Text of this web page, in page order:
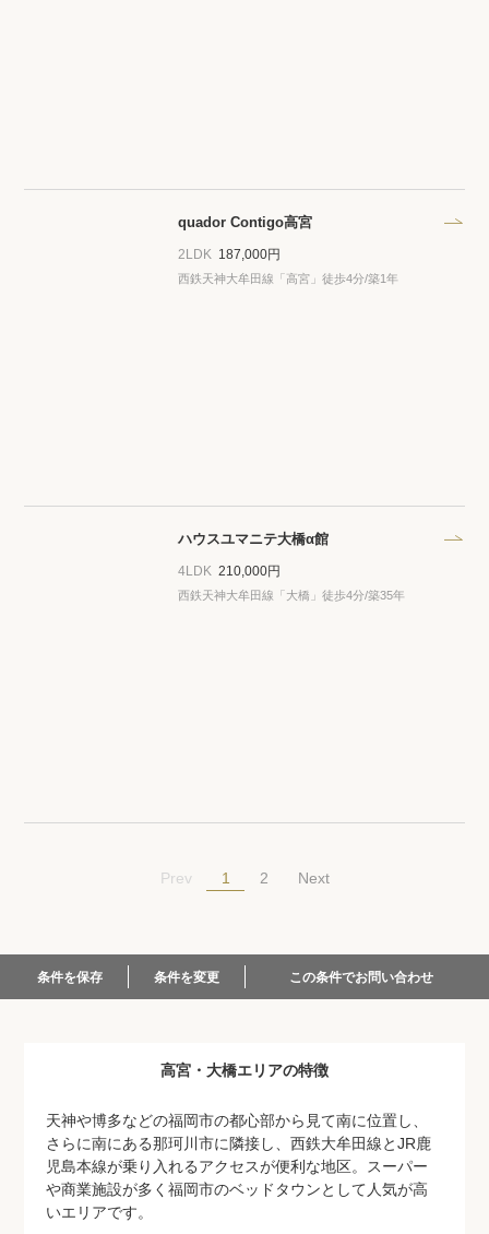
quador Contigo高宮
2LDK 187,000円
西鉄天神大牟田線「高宮」徒歩4分/築1年
ハウスユマニテ大橋α館
4LDK 210,000円
西鉄天神大牟田線「大橋」徒歩4分/築35年
Prev 1 2 Next
条件を保存 条件を変更 この条件でお問い合わせ
高宮・大橋エリアの特徴
天神や博多などの福岡市の都心部から見て南に位置し、
さらに南にある那珂川市に隣接し、西鉄大牟田線とJR鹿
児島本線が乗り入れるアクセスが便利な地区。スーパー
や商業施設が多く福岡市のベッドタウンとして人気が高
いエリアです。